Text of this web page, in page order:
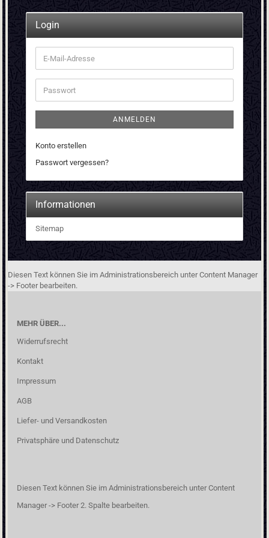
Login
E-
Mail-
Adresse
Passwort
ANMELDEN
Konto erstellen
Passwort vergessen?
Informationen
Sitemap
Diesen Text können Sie im Administrationsbereich unter Content Manager
-> Footer bearbeiten.
MEHR ÜBER...
Widerrufsrecht
Kontakt
Impressum
AGB
Liefer- und Versandkosten
Privatsphäre und Datenschutz
Diesen Text können Sie im Administrationsbereich unter Content
Manager -> Footer 2. Spalte bearbeiten.